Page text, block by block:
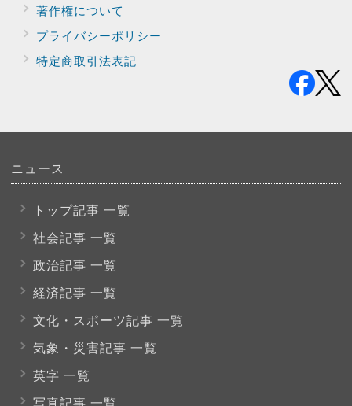
著作権について
プライバシーポリシー
特定商取引法表記
ニュース
トップ記事 一覧
社会記事 一覧
政治記事 一覧
経済記事 一覧
文化・スポーツ記事 一覧
気象・災害記事 一覧
英字 一覧